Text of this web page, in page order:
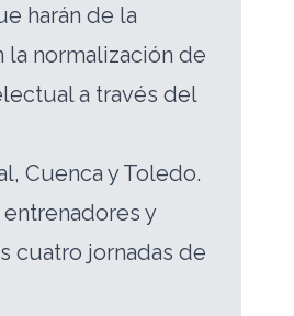
harán de la
normalización de
a través del
Cuenca y Toledo.
y
cuatro jornadas de